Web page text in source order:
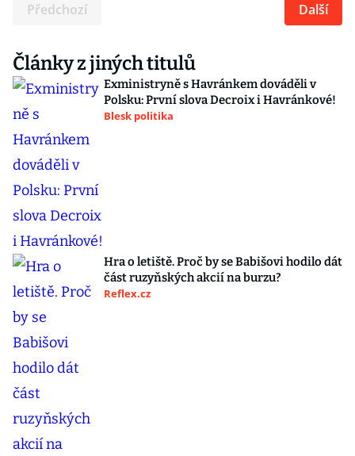
Předchozí Další
Články z jiných titulů
Exministryně s Havránkem dováděli v
Polsku: První slova Decroix i Havránkové!
Blesk politika
Hra o letiště. Proč by se Babišovi hodilo dát
část ruzyňských akcií na burzu?
Reflex.cz